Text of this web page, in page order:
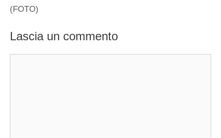
(FOTO)
Lascia un commento